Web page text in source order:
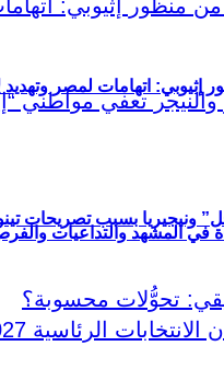
ونيجيريا بسبب تصريحات
اتهامات لمصر وتهديد
في المشهد والتداعيات